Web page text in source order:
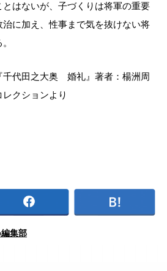
はないが、子づくりは将軍の重要
に加え、性事まで気を抜けない将
代田之大奥 婚礼』著者：楊洲周
クションより
集部